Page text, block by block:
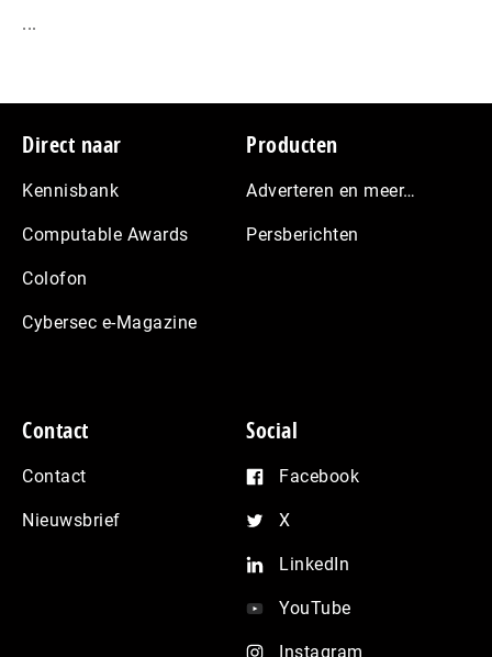
...
Footer
Direct naar
Kennisbank
Computable Awards
Colofon
Cybersec e-Magazine
Producten
Adverteren en meer…
Persberichten
Contact
Contact
Nieuwsbrief
Social
Facebook
X
LinkedIn
YouTube
Instagram